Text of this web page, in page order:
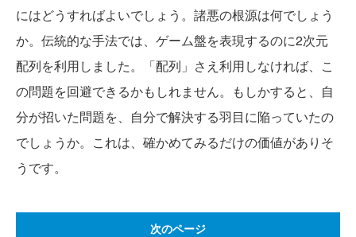
にはどうすればよいでしょう。諸悪の根源は何でしょう
か。伝統的な手法では、ゲーム盤を表現するのに2次元
配列を利用しました。「配列」さえ利用しなければ、こ
の問題を回避できるかもしれません。もしかすると、自
分が招いた問題を、自分で解決する羽目に陥っていたの
でしょうか。これは、確かめてみるだけの価値がありそ
うです。
次のページ